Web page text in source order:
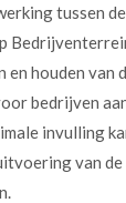
tussen
en houden
bedrijven
invulling
van